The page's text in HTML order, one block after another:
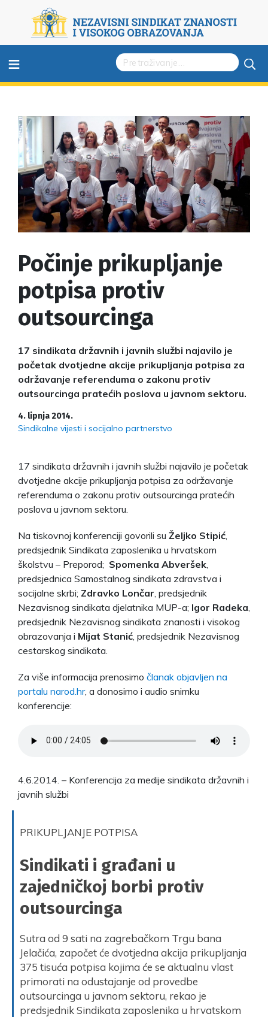
≡
Počinje prikupljanje
potpisa protiv
outsourcinga
17 sindikata državnih i javnih službi najavilo je
početak dvotjedne akcije prikupljanja potpisa za
održavanje referenduma o zakonu protiv
outsourcinga pratećih poslova u javnom sektoru.
4. lipnja 2014.
Sindikalne vijesti i socijalno partnerstvo
17 sindikata državnih i javnih službi najavilo je početak
dvotjedne akcije prikupljanja potpisa za održavanje
referenduma o zakonu protiv outsourcinga pratećih
poslova u javnom sektoru.
Na tiskovnoj konferenciji govorili su Željko Stipić
predsjednik Sindikata zaposlenika u hrvatskom
školstvu – Preporod; Spomenka Abveršek
predsjednica Samostalnog sindikata zdravstva i
socijalne skrbi; Zdravko Lončar , predsjednik
Nezavisnog sindikata djelatnika MUP-a; Igor Radeka
predsjednik Nezavisnog sindikata znanosti i visokog
obrazovanja i Mijat Stanić , predsjednik Nezavisnog
cestarskog sindikata.
Za više informacija prenosimo članak objavljen na
portalu narod.hr, a donosimo i audio snimku
konferencije:
4.6.2014. – Konferencija za medije sindikata državnih i
javnih službi
PRIKUPLJANJE POTPISA
Sindikati i građani u
zajedničkoj borbi protiv
outsourcinga
Sutra od 9 sati na zagrebačkom Trgu bana
Jelačića, započet će dvotjedna akcija prikupljanja
375 tisuća potpisa kojima će se aktualnu vlast
primorati na odustajanje od provedbe
outsourcinga u javnom sektoru, rekao je
predsjednik Sindikata zaposlenika u hrvatskom